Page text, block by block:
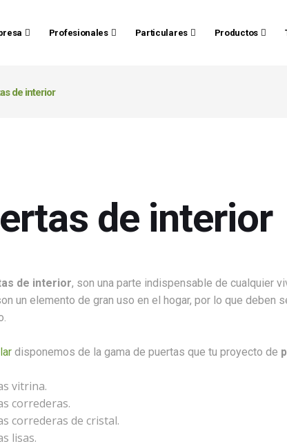
Profesionales Particulares Productos
de interior
de interior
de interior, son una parte indispensable de cualquier
un elemento de gran uso en el hogar, por lo que deben
disponemos de la gama de puertas que tu proyecto de
vitrina.
correderas.
correderas de cristal.
lisas.